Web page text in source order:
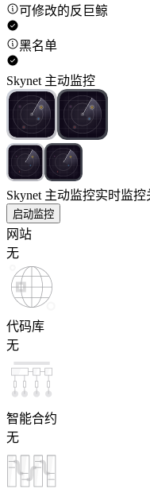
可修改的反巨鲸
黑名单
Skynet 主动监控
Skynet 主动监控实时监控
启动监控
网站
无
代码库
无
智能合约
无